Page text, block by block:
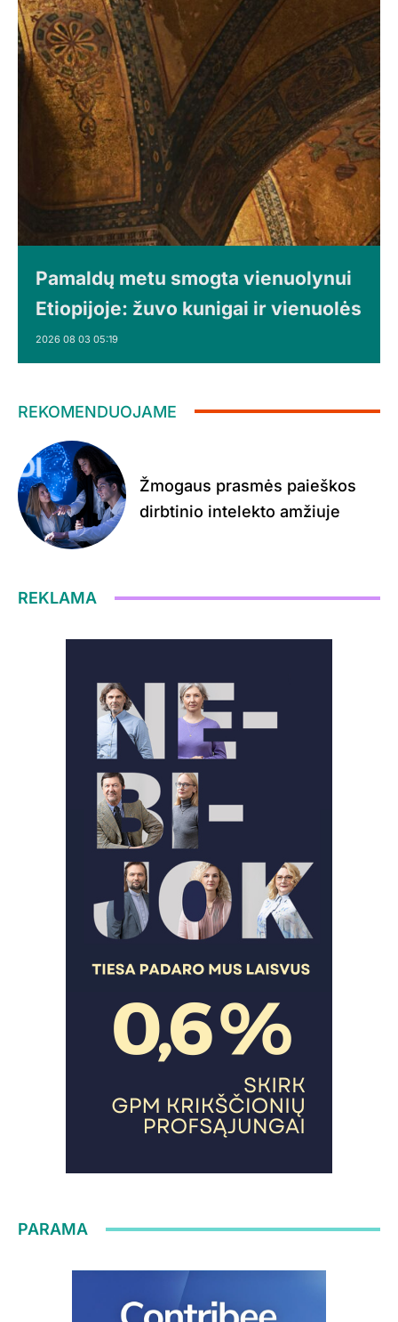
Pamaldų metu smogta vienuolynui
Etiopijoje: žuvo kunigai ir vienuolės
2026 08 03 05:19
REKOMENDUOJAME
Žmogaus prasmės paieškos
dirbtinio intelekto amžiuje
REKLAMA
PARAMA